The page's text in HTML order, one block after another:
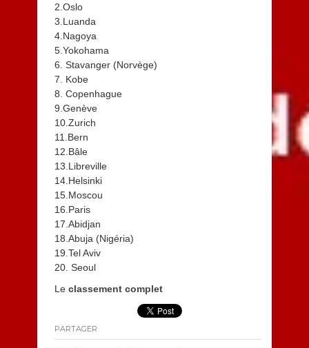
2.Oslo
3.Luanda
4.Nagoya
5.Yokohama
6. Stavanger (Norvège)
7. Kobe
8. Copenhague
9.Genève
10.Zurich
11.Bern
12.Bâle
13.Libreville
14.Helsinki
15.Moscou
16.Paris
17.Abidjan
18.Abuja (Nigéria)
19.Tel Aviv
20. Seoul
Le classement complet
PARTAGER